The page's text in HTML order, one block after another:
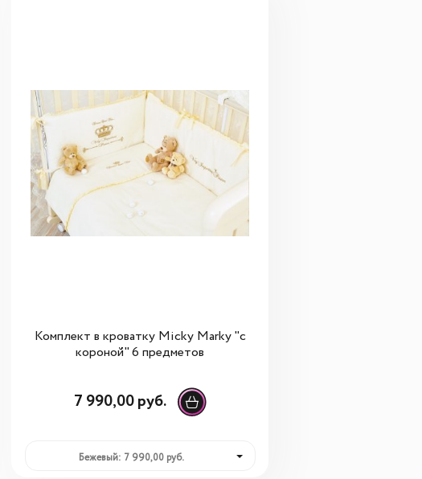
Комплект в кроватку Micky Marky "с
короной" 6 предметов
7 990,00 руб.
Бежевый: 7 990,00 руб.